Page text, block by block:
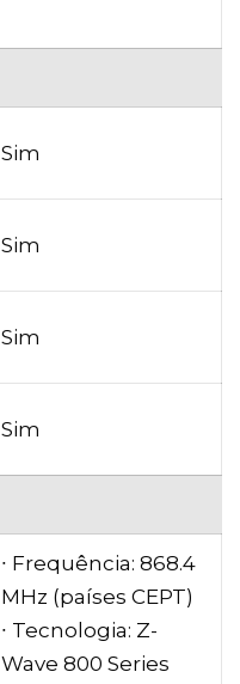
Sim
Sim
Sim
Sim
∙ Frequência: 868.4
MHz (países CEPT)
∙ Tecnologia: Z-
Wave 800 Series